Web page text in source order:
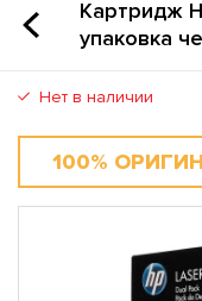
Картридж
упаковка
Нет в наличии
100%